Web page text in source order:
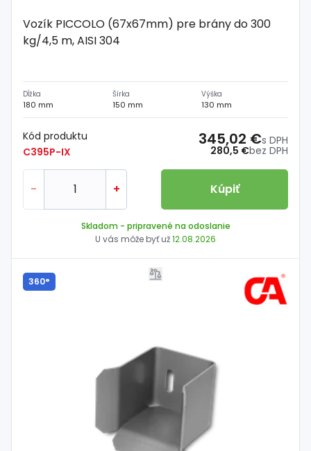
Vozík PICCOLO (67x67mm) pre brány do 300
kg/4,5 m, AISI 304
Dĺžka
180 mm
Šírka
150 mm
Výška
130 mm
Kód produktu
C395P-IX
280,5 €bez DPH
345,02 €s DPH
- + Kúpiť
Skladom - pripravené na odoslanie
U vás môže byť už12.08.2026
360°